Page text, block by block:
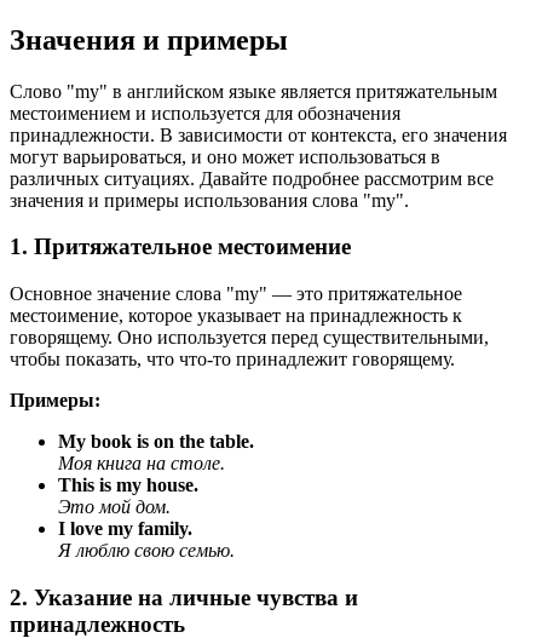
Значения и примеры
Слово "my" в английском языке является притяжательным
местоимением и используется для обозначения
принадлежности. В зависимости от контекста, его значения
могут варьироваться, и оно может использоваться в
различных ситуациях. Давайте подробнее рассмотрим все
значения и примеры использования слова "my".
1. Притяжательное местоимение
Основное значение слова "my" — это притяжательное
местоимение, которое указывает на принадлежность к
говорящему. Оно используется перед существительными,
чтобы показать, что что-то принадлежит говорящему.
Примеры:
My book is on the table.
Моя книга на столе.
This is my house.
Это мой дом.
I love my family.
Я люблю свою семью.
2. Указание на личные чувства и
принадлежность